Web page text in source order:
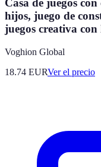
Casa de juegos
hijos, juego de
juegos creativa con
Voghion Global
18.74 EURVer el precio